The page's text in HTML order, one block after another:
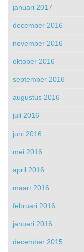
januari 2017
december 2016
november 2016
oktober 2016
september 2016
augustus 2016
juli 2016
juni 2016
mei 2016
april 2016
maart 2016
februari 2016
januari 2016
december 2015